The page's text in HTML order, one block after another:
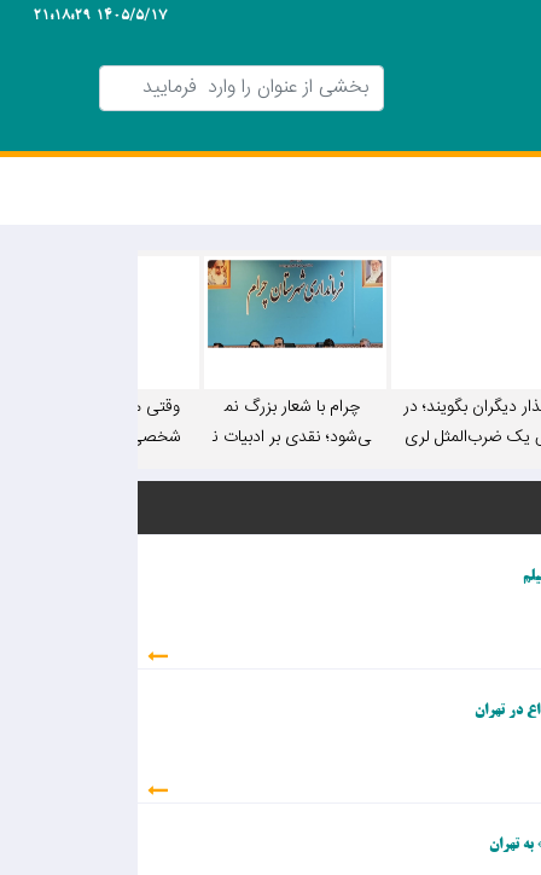
1405/5/17 21:18:29
دیگران بگویند؛ در
ضرب‌المثل لری
چرام با شعار بزرگ نم
ی‌شود؛ نقدی بر ادبیات ن
وقتی مکان عمومی انبار
شخصی می شود؟! / آیا
به تهران